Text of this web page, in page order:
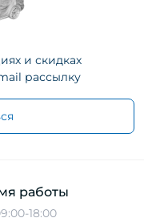
и скидках
рассылку
работы
18:00